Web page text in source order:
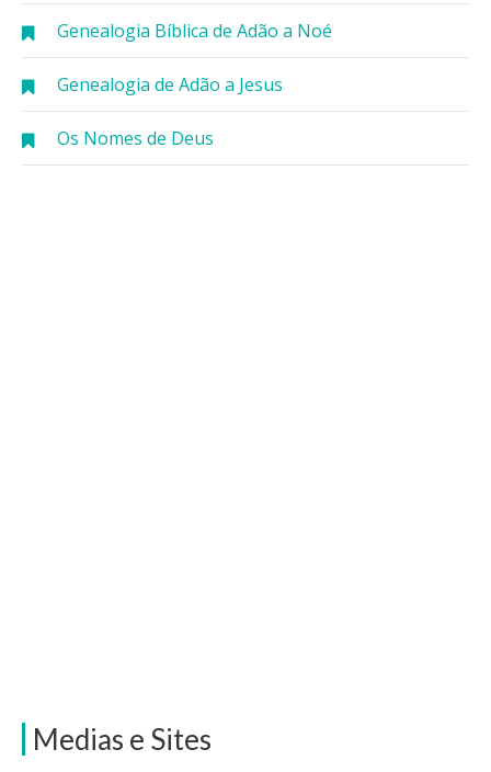
Genealogia Bíblica de Adão a Noé
Genealogia de Adão a Jesus
Os Nomes de Deus
Medias e Sites